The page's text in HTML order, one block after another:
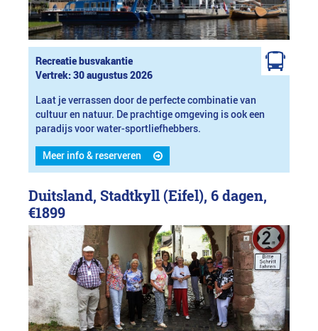
Recreatie busvakantie
Vertrek: 30 augustus 2026
Laat je verrassen door de perfecte combinatie van
cultuur en natuur. De prachtige omgeving is ook een
paradijs voor water-sportliefhebbers.
Meer info & reserveren
Duitsland, Stadtkyll (Eifel), 6 dagen,
€1899